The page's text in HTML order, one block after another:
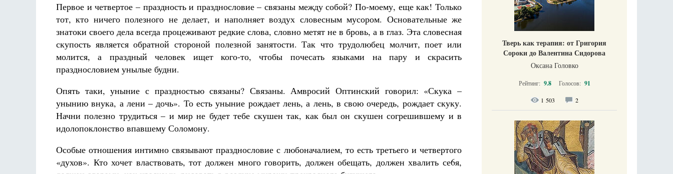
Первое и четвертое – праздность и празднословие – связаны между собой? По-моему, еще как! Только
тот, кто ничего полезного не делает, и наполняет воздух словесным мусором. Основательные же
знатоки своего дела всегда процеживают редкие слова, словно метят не в бровь, а в глаз. Эта словесная
скупость является обратной стороной полезной занятости. Так что трудолюбец молчит, поет или
молится, а праздный человек ищет кого-то, чтобы почесать языками на пару и скрасить
празднословием унылые будни.
Опять таки, уныние с праздностью связаны? Связаны. Амвросий Оптинский говорил: «Скука –
унынию внука, а лени – дочь». То есть уныние рождает лень, а лень, в свою очередь, рождает скуку.
Начни полезно трудиться – и мир не будет тебе скушен так, как был он скушен согрешившему и в
идолопоклонство впавшему Соломону.
Особые отношения интимно связывают празднословие с любоначалием, то есть третьего и четвертого
«духов». Кто хочет властвовать, тот должен много говорить, должен обещать, должен хвалить се6я,
Тверь как терапия: от Григория
Сороки до Валентина Сидорова
Оксана Головко
Рейтинг: 9.8 Голосов: 91
1 503 2